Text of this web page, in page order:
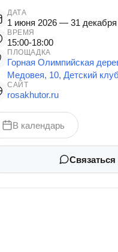
ДАТА
1 июня 2026 — 31 декабря
ВРЕМЯ
15:00-18:00
ПЛОЩАДКА
Горная Олимпийская
Медовея, 10, Детский клуб
САЙТ
rosakhutor.ru
В календарь
Связаться